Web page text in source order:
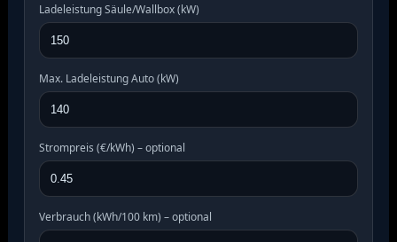
Ladeleistung Säule/Wallbox (kW)
Max. Ladeleistung Auto (kW)
Strompreis (€/kWh) – optional
Verbrauch (kWh/100 km) – optional